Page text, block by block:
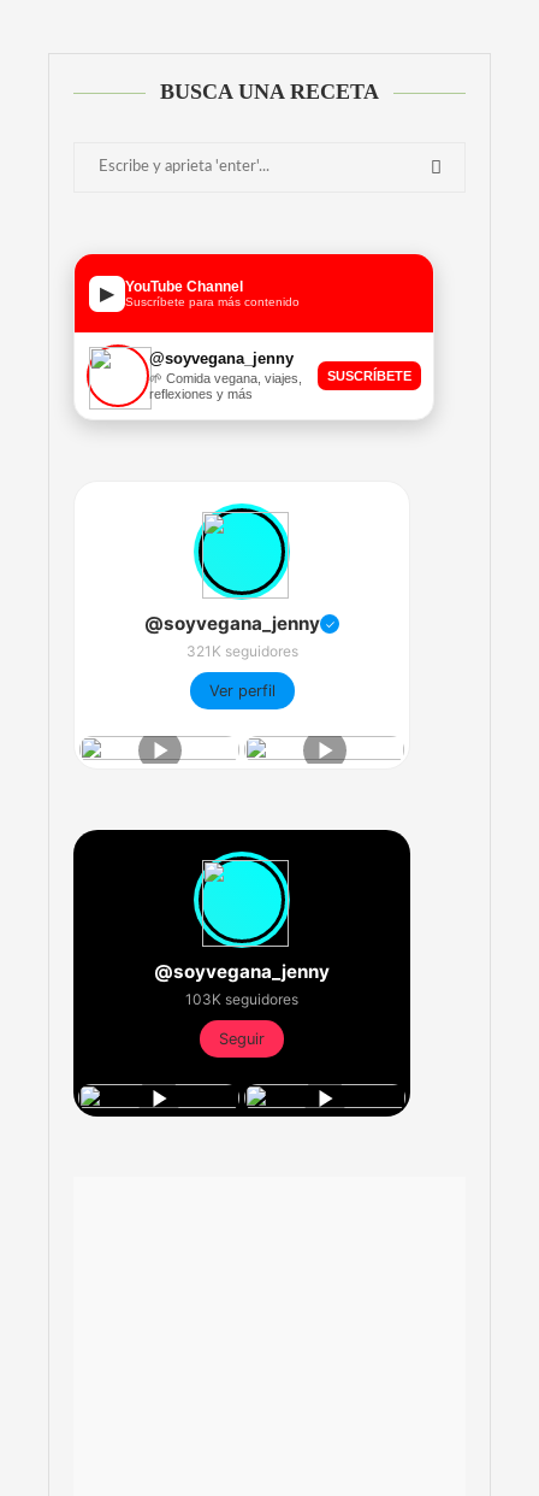
BUSCA UNA RECETA
▶ YouTube Channel
Suscríbete para más contenido
@soyvegana_jenny
🌱 Comida vegana, viajes,
reflexiones y más
SUSCRÍBETE
@soyvegana_jenny ✓
321K seguidores
Ver perfil
@soyvegana_jenny
103K seguidores
Seguir